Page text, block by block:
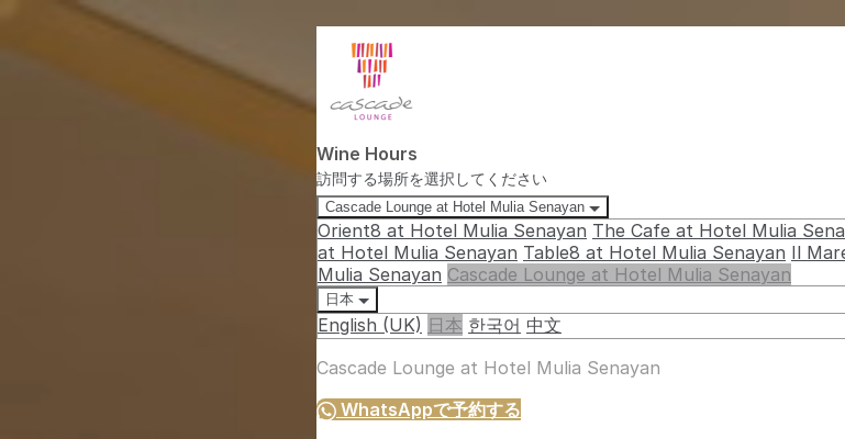
Wine Hours
訪問する場所を選択してください
Cascade Lounge at Hotel Mulia Senayan
Orient8 at Hotel Mulia Senayan The Cafe at Hotel Mulia
at Hotel Mulia Senayan Table8 at Hotel Mulia Senayan Il
Mulia Senayan Cascade Lounge at Hotel Mulia Senayan
日本
English (UK) 日本 한국어 中文
Cascade Lounge at Hotel Mulia Senayan
WhatsAppで予約する